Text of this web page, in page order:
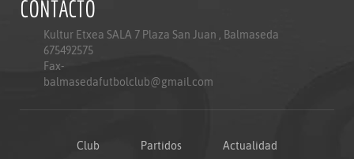
CONTACTO
Kultur Etxea SALA 7 Plaza San Juan , Balmaseda
675492575
Fax-
balmasedafutbolclub@gmail.com
Club Partidos Actualidad